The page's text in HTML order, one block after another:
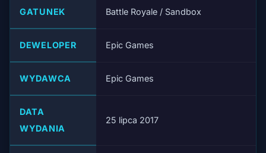
GATUNEK Battle Royale / Sandbox
DEWELOPER Epic Games
WYDAWCA Epic Games
DATA
WYDANIA
25 lipca 2017